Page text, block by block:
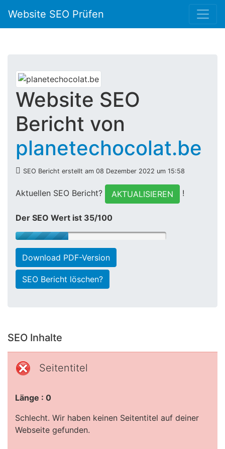
Website SEO Prüfen
Website SEO
Bericht von
planetechocolat.be
SEO Bericht erstellt am 08 Dezember 2022 um 15:58
Aktuellen SEO Bericht? AKTUALISIEREN !
Der SEO Wert ist 35/100
Download PDF-Version
SEO Bericht löschen?
SEO Inhalte
Seitentitel
Länge : 0
Schlecht. Wir haben keinen Seitentitel auf deiner
Webseite gefunden.